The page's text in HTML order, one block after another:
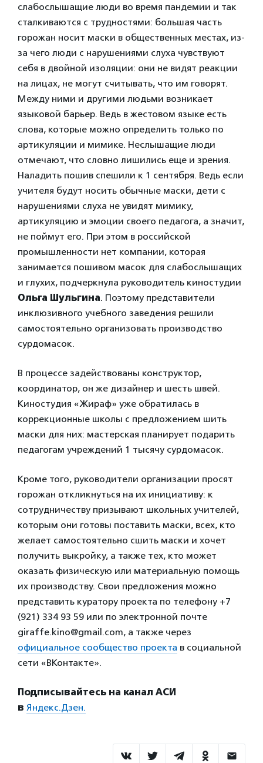
слабослышащие люди во время пандемии и так
сталкиваются с трудностями: большая часть
горожан носит маски в общественных местах, из-
за чего люди с нарушениями слуха чувствуют
себя в двойной изоляции: они не видят реакции
на лицах, не могут считывать, что им говорят.
Между ними и другими людьми возникает
языковой барьер. Ведь в жестовом языке есть
слова, которые можно определить только по
артикуляции и мимике. Неслышащие люди
отмечают, что словно лишились еще и зрения.
Наладить пошив спешили к 1 сентября. Ведь если
учителя будут носить обычные маски, дети с
нарушениями слуха не увидят мимику,
артикуляцию и эмоции своего педагога, а значит,
не поймут его. При этом в российской
промышленности нет компании, которая
занимается пошивом масок для слабослышащих
и глухих, подчеркнула руководитель киностудии
Ольга Шульгина. Поэтому представители
инклюзивного учебного заведения решили
самостоятельно организовать производство
сурдомасок.
В процессе задействованы конструктор,
координатор, он же дизайнер и шесть швей.
Киностудия «Жираф» уже обратилась в
коррекционные школы с предложением шить
маски для них: мастерская планирует подарить
педагогам учреждений 1 тысячу сурдомасок.
Кроме того, руководители организации просят
горожан откликнуться на их инициативу: к
сотрудничеству призывают школьных учителей,
которым они готовы поставить маски, всех, кто
желает самостоятельно сшить маски и хочет
получить выкройку, а также тех, кто может
оказать физическую или материальную помощь
их производству. Свои предложения можно
представить куратору проекта по телефону +7
(921) 334 93 59 или по электронной почте
giraffe.kino@gmail.com, а также через
официальное сообщество проекта в социальной
сети «ВКонтакте».
Подписывайтесь на канал АСИ
в Яндекс.Дзен.